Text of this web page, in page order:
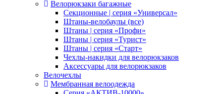
Велорюкзаки багажные
Секционные | серия «Универсал»
Штаны-велобаулы (все)
Штаны | серия «Профи»
Штаны | серия «Турист»
Штаны | серия «Старт»
Чехлы-накидки для велорюкзаков
Аксессуары для велорюкзаков
Велочехлы
Мембранная велоодежда